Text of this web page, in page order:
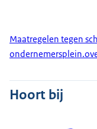
Maatregelen tegen
Hoort bij